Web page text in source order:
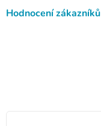
Hodnocení zákazníků